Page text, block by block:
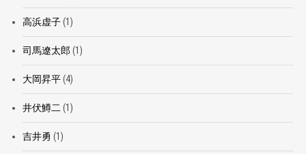
高浜虚子(1)
司馬遼太郎 (1)
大岡昇平(4)
井伏鱒二 (1)
吉井勇 (1)